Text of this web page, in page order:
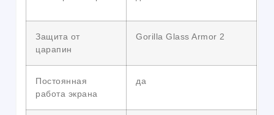
Защита от
царапин
Gorilla Glass Armor 2
Постоянная
работа экрана
да